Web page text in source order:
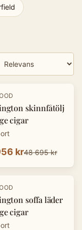
skinnfåtölj
cigar
kr48 695 kr
soffa läder
cigar